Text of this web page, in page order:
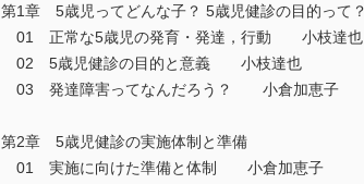
第1章 5歳児ってどんな子？ 5歳児健診の目的って？
01 正常な5歳児の発育・発達，行動 小枝達也
02 5歳児健診の目的と意義 小枝達也
03 発達障害ってなんだろう？ 小倉加恵子
第2章 5歳児健診の実施体制と準備
01 実施に向けた準備と体制 小倉加恵子